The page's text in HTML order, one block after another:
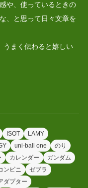
や、使っているときの
、と思って日々文章を
うまく伝わると嬉しい
ISOT
LAMY
uni-ball one
のり
カレンダー
ガンダム
ンビニ
ゼブラ
ダプター